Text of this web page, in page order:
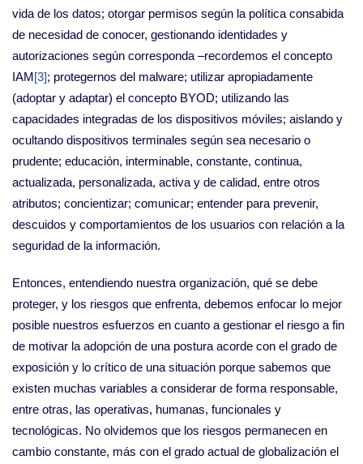
vida de los datos; otorgar permisos según la política consabida
de necesidad de conocer, gestionando identidades y
autorizaciones según corresponda –recordemos el concepto
IAM[3]; protegernos del malware; utilizar apropiadamente
(adoptar y adaptar) el concepto BYOD; utilizando las
capacidades integradas de los dispositivos móviles; aislando y
ocultando dispositivos terminales según sea necesario o
prudente; educación, interminable, constante, continua,
actualizada, personalizada, activa y de calidad, entre otros
atributos; concientizar; comunicar; entender para prevenir,
descuidos y comportamientos de los usuarios con relación a la
seguridad de la información.
Entonces, entendiendo nuestra organización, qué se debe
proteger, y los riesgos que enfrenta, debemos enfocar lo mejor
posible nuestros esfuerzos en cuanto a gestionar el riesgo a fin
de motivar la adopción de una postura acorde con el grado de
exposición y lo crítico de una situación porque sabemos que
existen muchas variables a considerar de forma responsable,
entre otras, las operativas, humanas, funcionales y
tecnológicas. No olvidemos que los riesgos permanecen en
cambio constante, más con el grado actual de globalización el